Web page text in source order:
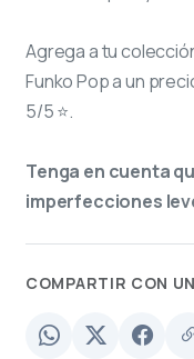
Agrega a tu
Funko Pop a un
5/5 ⭐.
Tenga en cuenta
imperfecciones
COMPARTIR CON